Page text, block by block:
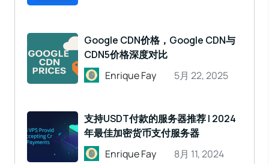
Google CDN价格，Google CDN与
CDN5价格深度对比
Enrique Fay
5月 22, 2025
支持USDT付款的服务器推荐 | 2024
年最佳加密货币支付服务器
Enrique Fay
8月 11, 2024